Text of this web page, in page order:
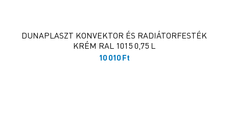
DUNAPLASZT KONVEKTOR ÉS RADIÁTORFESTÉK
KRÉM RAL 1015 0,75 L
10 010 Ft